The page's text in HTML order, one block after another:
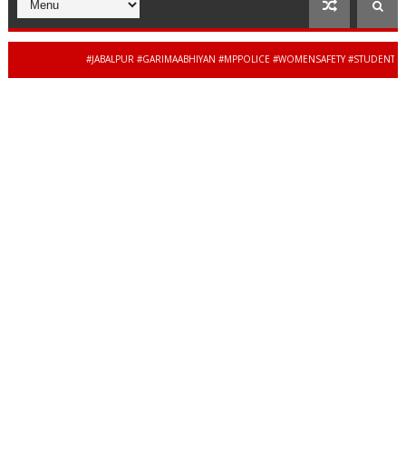
#JABALPUR #GARIMAABHIYAN #MPPOLICE #WOMENSAFETY